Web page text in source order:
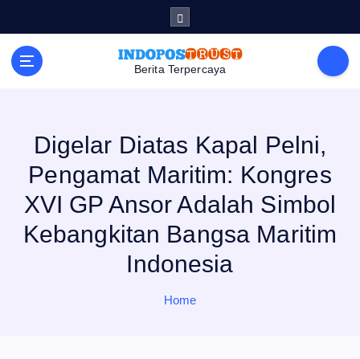
i
Berita Terpercaya
Digelar Diatas Kapal Pelni,
Pengamat Maritim: Kongres
XVI GP Ansor Adalah Simbol
Kebangkitan Bangsa Maritim
Indonesia
Home